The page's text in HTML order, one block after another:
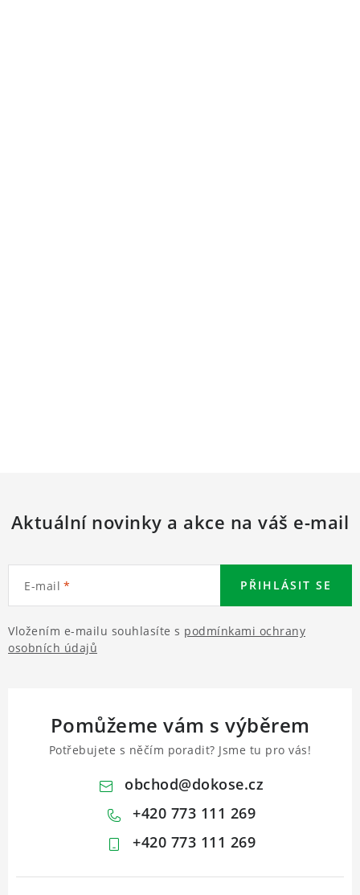
Aktuální novinky a akce na váš e-mail
E-mail
Vložením e-mailu souhlasíte s podmínkami ochrany
osobních údajů
PŘIHLÁSIT SE
Pomůžeme vám s výběrem
Potřebujete s něčím poradit? Jsme tu pro vás!
obchod@dokose.cz
+420 773 111 269
+420 773 111 269